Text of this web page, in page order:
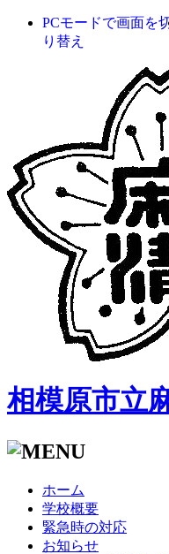
PCモードで画面を
り替え
相模原市立
ホーム
学校概要
緊急時の対応
お知らせ